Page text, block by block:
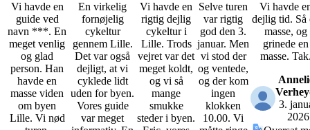
Vi havde en
guide ved
navn ***. En
meget venlig
og glad
person. Han
havde en
masse viden
om byen
Lille. Vi nød
En virkelig
fornøjelig
cykeltur
gennem Lille.
Det var også
dejligt, at vi
cyklede lidt
uden for byen.
Vores guide
var meget
Vi havde en
rigtig dejlig
cykeltur i
Lille. Trods
vejret var det
meget koldt,
og vi så
mange
smukke
steder i byen.
Selve turen
var rigtig
god den 3.
januar. Men
vi stod der
og ventede,
og der kom
ingen
klokken
10.00. Vi
Vi havde
dejlig tid. Så
masse, og
grinede en
masse.
3.
2026